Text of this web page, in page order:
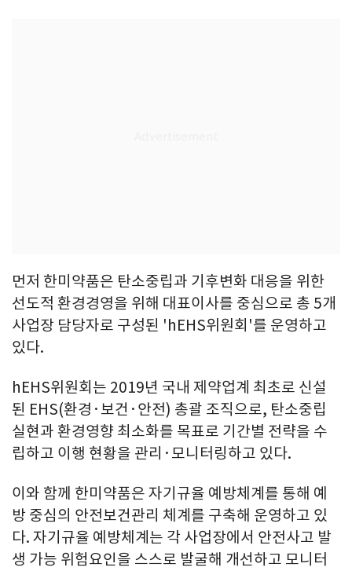
먼저 한미약품은 탄소중립과 기후변화 대응을 위한
선도적 환경경영을 위해 대표이사를 중심으로 총 5개
사업장 담당자로 구성된 'hEHS위원회'를 운영하고
있다.
hEHS위원회는 2019년 국내 제약업계 최초로 신설
된 EHS(환경·보건·안전) 총괄 조직으로, 탄소중립
실현과 환경영향 최소화를 목표로 기간별 전략을 수
립하고 이행 현황을 관리·모니터링하고 있다.
이와 함께 한미약품은 자기규율 예방체계를 통해 예
방 중심의 안전보건관리 체계를 구축해 운영하고 있
다. 자기규율 예방체계는 각 사업장에서 안전사고 발
생 가능 위험요인을 스스로 발굴해 개선하고 모니터